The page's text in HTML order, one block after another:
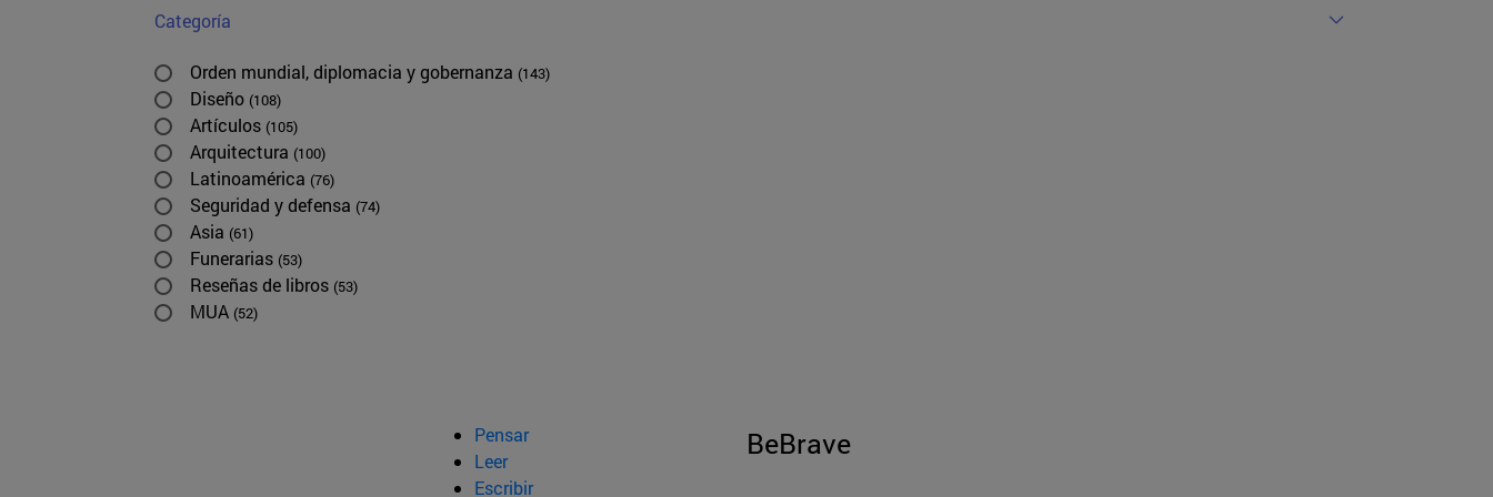
Categoría
Orden mundial, diplomacia y gobernanza (143)
Diseño (108)
Artículos (105)
Arquitectura (100)
Latinoamérica (76)
Seguridad y defensa (74)
Asia (61)
Funerarias (53)
Reseñas de libros (53)
MUA (52)
Pensar
Leer
Escribir
BeBrave